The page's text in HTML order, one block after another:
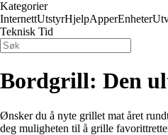
Kategorier
InternettUtstyrHjelpApperEnheter
Teknisk Tid
Bordgrill: Den
Ønsker du å nyte grillet mat året
deg muligheten til å grille